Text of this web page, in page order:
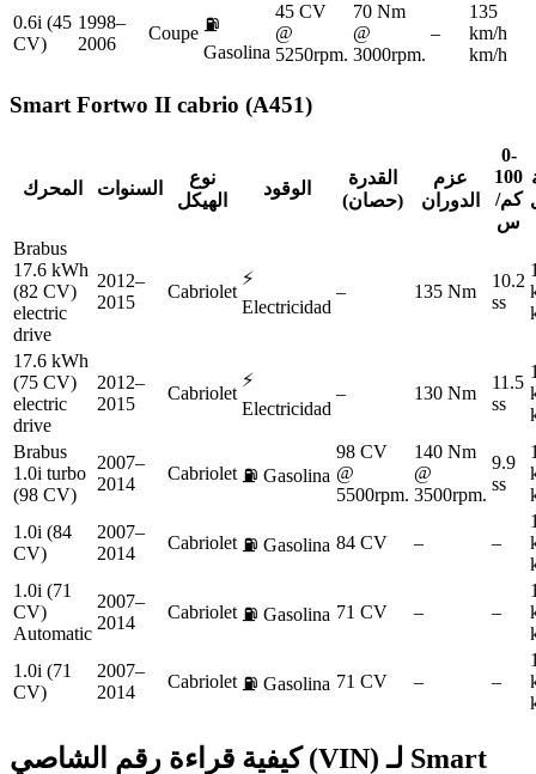
0.6i (45
CV)
1998–
2006
Coupe ⛽
Gasolina
45 CV
@
5250rpm.
70 Nm
@
3000rpm.
–
135
km/h
km/h
Smart Fortwo II cabrio (A451)
المحرك السنوات
نوع
الهيكل
الوقود
القدرة
(حصان)
عزم
الدوران
0-
100
كم/
س
Brabus
17.6 kWh
(82 CV)
electric
drive
2012–
2015
Cabriolet
⚡
Electricidad
– 135 Nm
10.2
ss
17.6 kWh
(75 CV)
electric
drive
2012–
2015
Cabriolet
⚡
Electricidad
– 130 Nm
11.5
ss
Brabus
1.0i turbo
(98 CV)
2007–
2014
Cabriolet ⛽ Gasolina
98 CV
@
5500rpm.
140 Nm
@
3500rpm.
9.9
ss
1.0i (84
CV)
2007–
2014
Cabriolet ⛽ Gasolina 84 CV – –
1.0i (71
CV)
Automatic
2007–
2014
Cabriolet ⛽ Gasolina 71 CV – –
1.0i (71
CV)
2007–
2014
Cabriolet ⛽ Gasolina 71 CV – –
كيفية قراءة رقم الشاصي (VIN) لـ Smart